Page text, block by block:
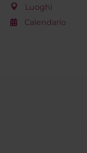
Luoghi
Calendario